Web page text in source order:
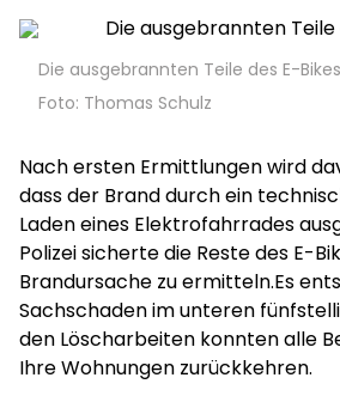
Die ausgebrannten Teile des E-
Foto: Thomas Schulz
Nach ersten Ermittlungen wird
dass der Brand durch ein
Laden eines Elektrofahrrades
Polizei sicherte die Reste des E-
Brandursache zu ermitteln.Es
Sachschaden im unteren
den Löscharbeiten konnten alle
Ihre Wohnungen zurückkehren.